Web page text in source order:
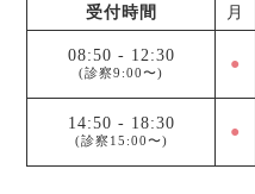
受付時間 月
08:50 - 12:30
(診察9:00〜) ●
14:50 - 18:30
(診察15:00〜) ●